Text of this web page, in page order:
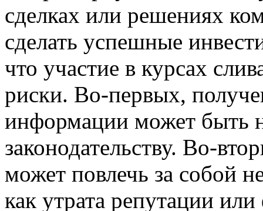
сделках или решениях
сделать успешные
что участие в курсах
риски. Во-первых,
информации может быть
законодательству. Во-
может повлечь за собой
как утрата репутации